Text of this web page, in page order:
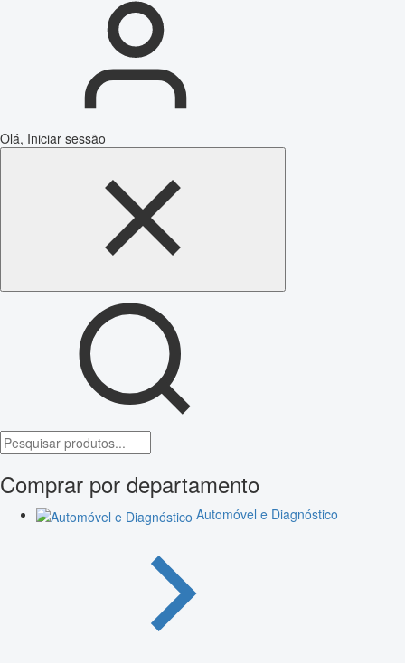
Olá, Iniciar sessão
Comprar por departamento
Automóvel e Diagnóstico